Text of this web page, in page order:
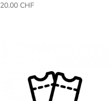
20.00 CHF